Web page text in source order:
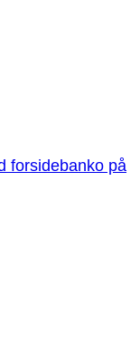
forsidebanko på